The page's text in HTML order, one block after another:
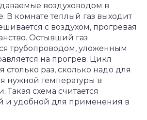
воздуховодом в
В комнате теплый газ выходит
с воздухом, прогревая
Остывший газ
трубопроводом, уложенным
на прогрев. Цикл
столько раз, сколько надо для
нужной температуры в
схема считается
и удобной для применения в